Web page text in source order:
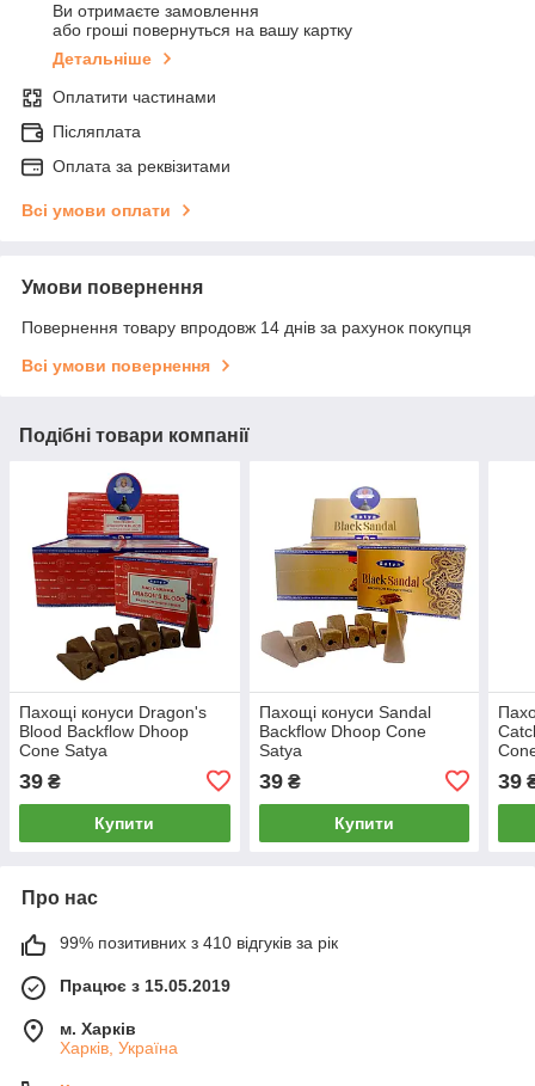
Ви отримаєте замовлення
або гроші повернуться на вашу картку
Детальніше
Оплатити частинами
Післяплата
Оплата за реквізитами
Всі умови оплати
Умови повернення
Повернення товару впродовж 14 днів за рахунок покупця
Всі умови повернення
Подібні товари компанії
Пахощі конуси Dragon's
Blood Backflow Dhoop
Cone Satya
39 ₴
Купити
Пахощі конуси Sandal
Backflow Dhoop Cone
Satya
39₴
Купити
39
Про нас
99% позитивних з 410 відгуків за рік
Працює з 15.05.2019
м. Харків
Харків, Україна